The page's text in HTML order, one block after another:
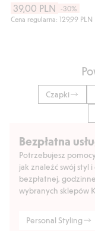
39,00 PLN
-30%
Cena regularna: 129,99 PLN
Czapki
Bezpłatna
Potrzebujesz
jak znaleźć swój styl
bezpłatnej,
wybranych sklepów
Personal Styling